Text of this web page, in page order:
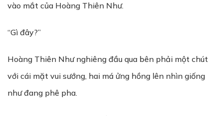
vào mắt của Hoàng Thiên Như.
“Gì đây?”
Hoàng Thiên Như nghiêng đầu qua bên phải một chút
với cái mặt vui sướng, hai má ửng hồng lên nhìn giống
như đang phê pha.